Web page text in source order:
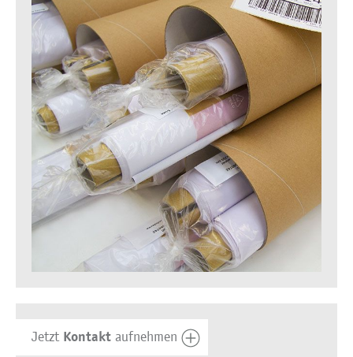
Jetzt Kontakt aufnehmen